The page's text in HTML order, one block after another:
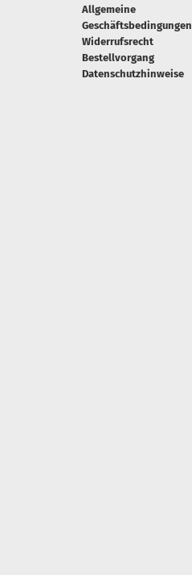
Allgemeine
Geschäftsbedingungen
Widerrufsrecht
Bestellvorgang
Datenschutzhinweise